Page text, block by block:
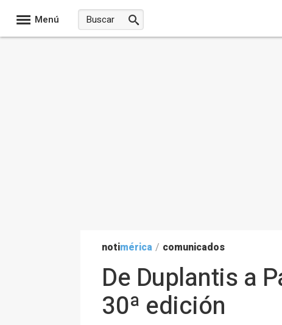
Menú
notimérica / comunicados
De Duplantis a
30ª edición